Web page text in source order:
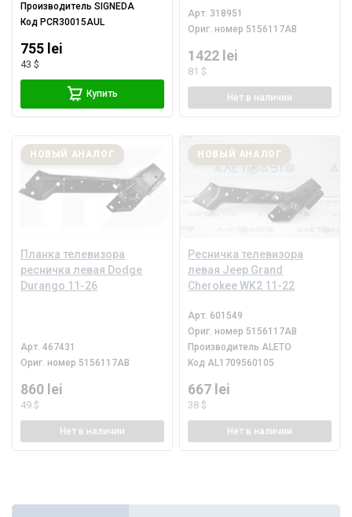
ПроизводительSIGNEDA
Код PCR30015AUL
755 lei
43 $
Купить
Арт. 318951
Ориг. номер 5156117AB
1422 lei
81 $
Нет в наличии
Планка телевизора
ресничка левая Dodge
Durango 11-26
НОВЫЙ АНАЛОГ
Арт.467431
Ориг. номер 5156117AB
860 lei
49 $
Нет в наличии
Ресничка телевизора
левая Jeep Grand
Cherokee WK2 11-22
НОВЫЙ АНАЛОГ
Арт. 601549
Ориг. номер 5156117AB
Производитель ALETO
Код AL1709560105
667 lei
38 $
Нет в наличии